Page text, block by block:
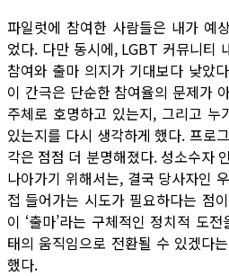
파일럿에 참여한 사람들은 내가 예
었다. 다만 동시에, LGBT 커뮤니티
참여와 출마 의지가 기대보다 낮았
이 간극은 단순한 참여율의 문제가
주체로 호명하고 있는지, 그리고
있는지를 다시 생각하게 했다. 프로
각은 점점 더 분명해졌다. 성소수자
나아가기 위해서는, 결국 당사자인
접 들어가는 시도가 필요하다는 점
이 ‘출마’라는 구체적인 정치적 도
태의 움직임으로 전환될 수 있겠다
했다.